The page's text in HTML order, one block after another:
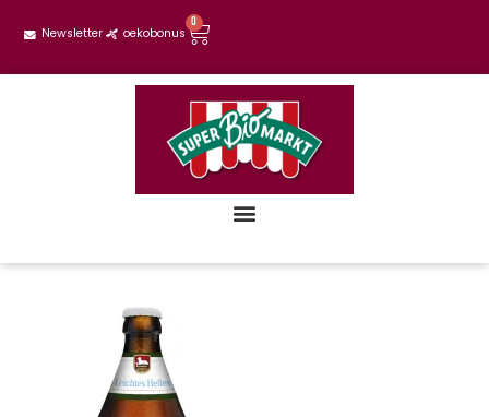
Newsletter oekobonus
0